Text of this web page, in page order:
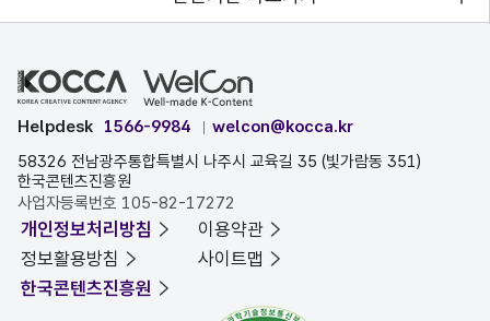
Helpdesk 1566-9984
welcon@kocca.kr
58326 전남광주통합특별시 나주시 교육길 35 (빛가람동 351)
한국콘텐츠진흥원
사업자등록번호 105-82-17272
개인정보처리방침
이용약관
정보활용방침
사이트맵
한국콘텐츠진흥원